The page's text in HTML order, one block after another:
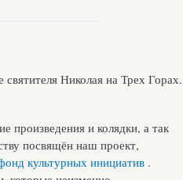
Николая на Трех Горах.
произведения и колядки, а так
посвящён наш проект,
культурных инициатив .